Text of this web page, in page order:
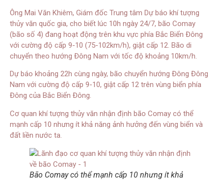
Ông Mai Văn Khiêm, Giám đốc Trung tâm Dự báo khí tượng
thủy văn quốc gia, cho biết lúc 10h ngày 24/7, bão Comay
(bão số 4) đang hoạt động trên khu vực phía Bắc Biển Đông
với cường độ cấp 9-10 (75-102km/h), giật cấp 12. Bão di
chuyển theo hướng Đông Nam với tốc độ khoảng 10km/h.
Dự báo khoảng 22h cùng ngày, bão chuyển hướng Đông Đông
Nam với cường độ cấp 9-10, giật cấp 12 trên vùng biển phía
Đông của Bắc Biển Đông.
Cơ quan khí tượng thủy văn nhận định bão Comay có thể
mạnh cấp 10 nhưng ít khả năng ảnh hưởng đến vùng biển và
đất liền nước ta.
Bão Comay có thể mạnh cấp 10 nhưng ít khả